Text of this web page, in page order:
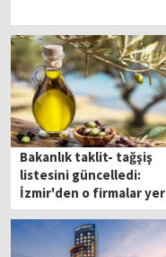
Bakanlık taklit- tağşiş
listesini güncelledi:
İzmir'den o firmalar yer
aldı!